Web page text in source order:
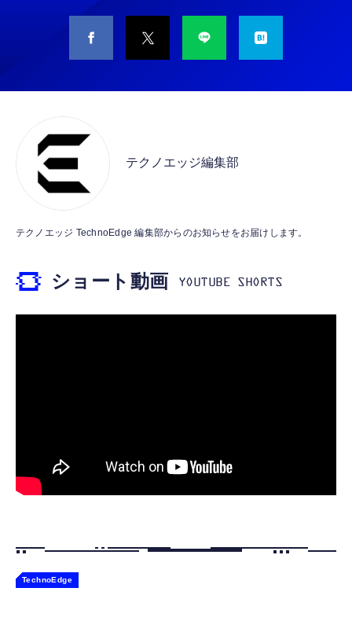
【New】Amazon Fire TV Stick HD | 手軽に
ストリーミングをはじめよう | ストリーミン
￥6,980
プレイヤー
Amazon Fire TV Stick 4K Plus | 映画館のよ
￥9,980
リズム天国 ミラクルスターズ|オンラインコー
￥6,897
ネオンブルー/(R) ネオンレッド
果スティック RGBライト 背面ボタン付き ス
TAMASHII NATIONS S.H.フィギュアーツ 機
動戦士ガンダムSEED DESTINY キラ・ヤマ
￥9,900
PVC&ABS製 塗装済み可動フィギュア
TAMASHII NATIONS 超合金魂 超電磁ロボ コ
可動フィギュア
￥49,450
テクノエッジ編集部
テクノエッジ TechnoEdge 編集部からのお知らせをお届けします。
ショート動画
TechnoEdge